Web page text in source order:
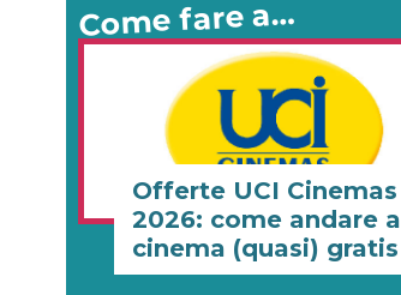
Come fare a…
Offerte UCI Cinemas
2026: come andare al
cinema (quasi) gratis